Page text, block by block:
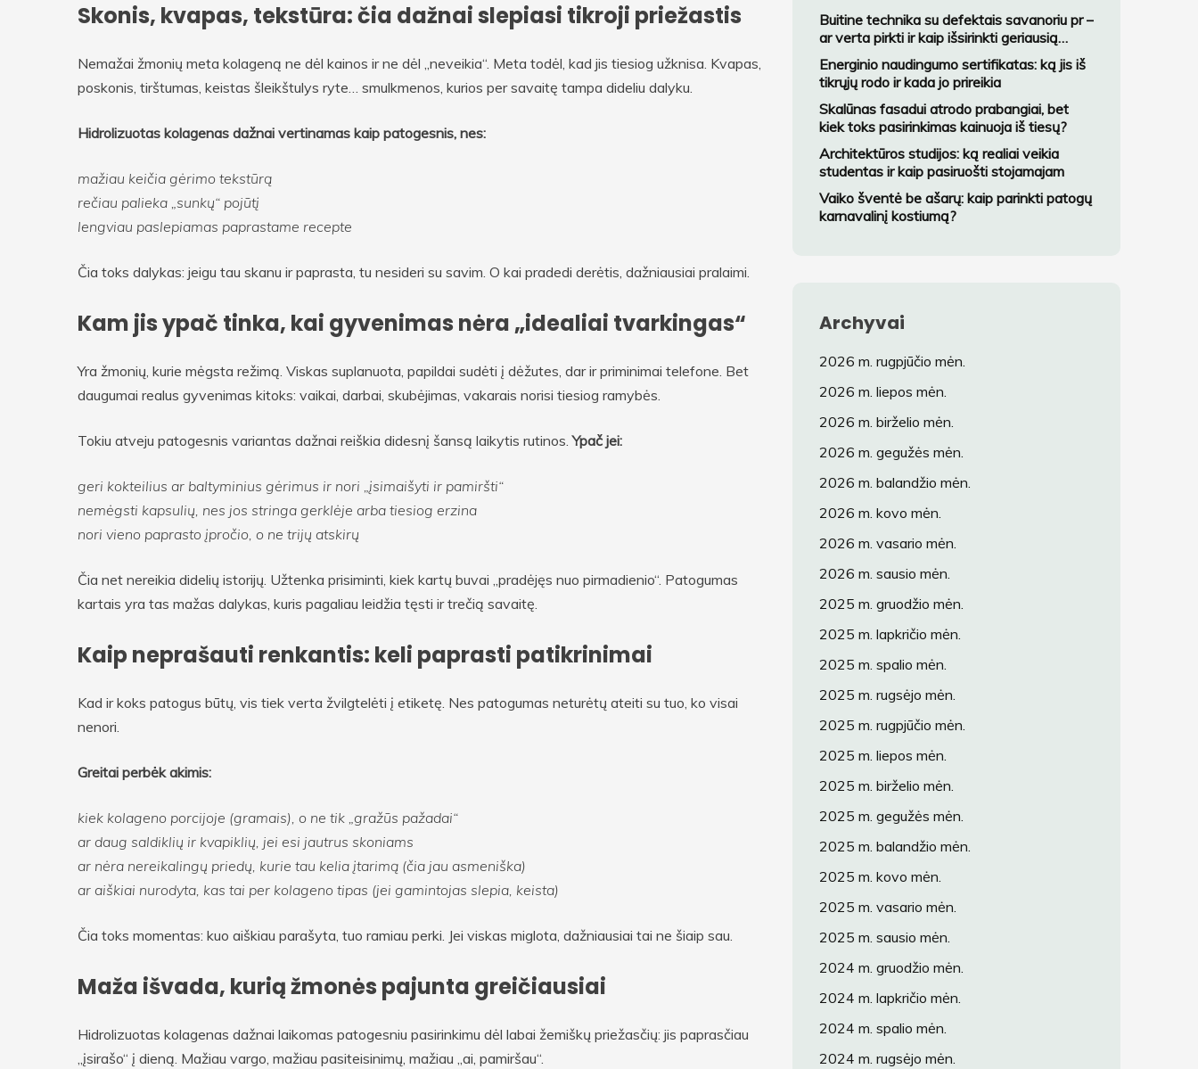
Skonis, kvapas, tekstūra: čia dažnai slepiasi tikroji priežastis
Nemažai žmonių meta kolageną ne dėl kainos ir ne dėl „neveikia“. Meta todėl, kad jis tiesiog užknisa. Kvapas,
poskonis, tirštumas, keistas šleikštulys ryte… smulkmenos, kurios per savaitę tampa dideliu dalyku.
Hidrolizuotas kolagenas dažnai vertinamas kaip patogesnis, nes:
mažiau keičia gėrimo tekstūrą
rečiau palieka „sunkų“ pojūtį
lengviau paslepiamas paprastame recepte
Čia toks dalykas: jeigu tau skanu ir paprasta, tu nesideri su savim. O kai pradedi derėtis, dažniausiai pralaimi.
Kam jis ypač tinka, kai gyvenimas nėra „idealiai tvarkingas“
Yra žmonių, kurie mėgsta režimą. Viskas suplanuota, papildai sudėti į dėžutes, dar ir priminimai telefone. Bet
daugumai realus gyvenimas kitoks: vaikai, darbai, skubėjimas, vakarais norisi tiesiog ramybės.
Tokiu atveju patogesnis variantas dažnai reiškia didesnį šansą laikytis rutinos.Ypač jei:
geri kokteilius ar baltyminius gėrimus ir nori „įsimaišyti ir pamiršti“
nemėgsti kapsulių, nes jos stringa gerklėje arba tiesiog erzina
nori vieno paprasto įpročio, o ne trijų atskirų
Čia net nereikia didelių istorijų. Užtenka prisiminti, kiek kartų buvai „pradėjęs nuo pirmadienio“. Patogumas
kartais yra tas mažas dalykas, kuris pagaliau leidžia tęsti ir trečią savaitę.
Kaip neprašauti renkantis: keli paprasti patikrinimai
Kad ir koks patogus būtų, vis tiek verta žvilgtelėti į etiketę. Nes patogumas neturėtų ateiti su tuo, ko visai
nenori.
Greitai perbėk akimis:
kiek kolageno porcijoje (gramais), o ne tik „gražūs pažadai“
ar daug saldiklių ir kvapiklių, jei esi jautrus skoniams
ar nėra nereikalingų priedų, kurie tau kelia įtarimą (čia jau asmeniška)
ar aiškiai nurodyta, kas tai per kolageno tipas (jei gamintojas slepia, keista)
Čia toks momentas: kuo aiškiau parašyta, tuo ramiau perki. Jei viskas miglota, dažniausiai tai ne šiaip sau.
Maža išvada, kurią žmonės pajunta greičiausiai
Hidrolizuotas kolagenas dažnai laikomas patogesniu pasirinkimu dėl labai žemiškų priežasčių: jis paprasčiau
„įsirašo“ į dieną. Mažiau vargo, mažiau pasiteisinimų, mažiau „ai, pamiršau“.
Buitine technika su defektais savanoriu pr –
ar verta pirkti ir kaip išsirinkti geriausią
variantą?
Energinio naudingumo sertifikatas: ką jis iš
tikrųjų rodo ir kada jo prireikia
Skalūnas fasadui atrodo prabangiai, bet
kiek toks pasirinkimas kainuoja iš tiesų?
Architektūros studijos: ką realiai veikia
studentas ir kaip pasiruošti stojamajam
Vaiko šventė be ašarų: kaip parinkti patogų
karnavalinį kostiumą?
Archyvai
2026 m. rugpjūčio mėn.
2026 m. liepos mėn.
2026 m. birželio mėn.
2026 m. gegužės mėn.
2026 m. balandžio mėn.
2026 m. kovo mėn.
2026 m. vasario mėn.
2026 m. sausio mėn.
2025 m. gruodžio mėn.
2025 m. lapkričio mėn.
2025 m. spalio mėn.
2025 m. rugsėjo mėn.
2025 m. rugpjūčio mėn.
2025 m. liepos mėn.
2025 m. birželio mėn.
2025 m. gegužės mėn.
2025 m. balandžio mėn.
2025 m. kovo mėn.
2025 m. vasario mėn.
2025 m. sausio mėn.
2024 m. gruodžio mėn.
2024 m. lapkričio mėn.
2024 m. spalio mėn.
2024 m. rugsėjo mėn.